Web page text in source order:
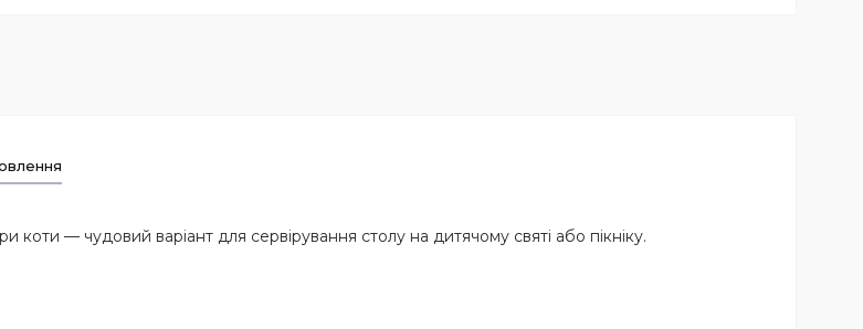
коти — чудовий варіант для сервірування столу на дитячому святі або пікніку.